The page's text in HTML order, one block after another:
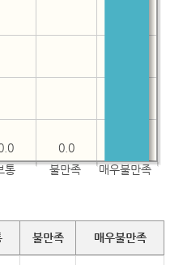
통 불만족 매우불만족
0.0
불만족 매우불만족